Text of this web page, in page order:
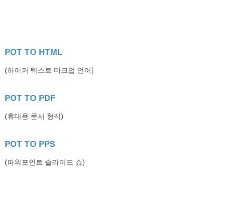
POT TO HTML
(하이퍼 텍스트 마크업 언어)
POT TO PDF
(휴대용 문서 형식)
POT TO PPS
(파워포인트 슬라이드 쇼)